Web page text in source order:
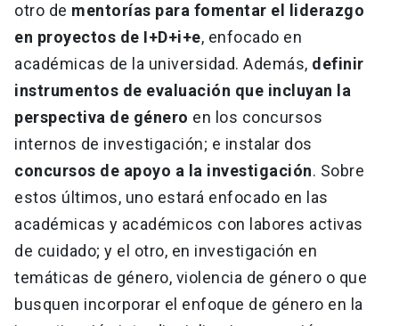
otro de mentorías para fomentar el liderazgo
en proyectos de I+D+i+e, enfocado en
académicas de la universidad. Además, definir
instrumentos de evaluación que incluyan la
perspectiva de género en los concursos
internos de investigación; e instalar dos
concursos de apoyo a la investigación. Sobre
estos últimos, uno estará enfocado en las
académicas y académicos con labores activas
de cuidado; y el otro, en investigación en
temáticas de género, violencia de género o que
busquen incorporar el enfoque de género en la